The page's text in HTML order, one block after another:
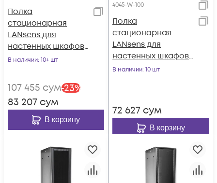
Полка
стационарная
LANsens для
настенных шкафов
глубиной 600мм,
В наличии: 10+ шт
107 455 сум-23%
83 207 сум
В корзину
4045-W-100
Полка
стационарная
LANsens для
настенных шкафов
глубиной 450мм,
В наличии: 10 шт
72 627 сум
В корзину